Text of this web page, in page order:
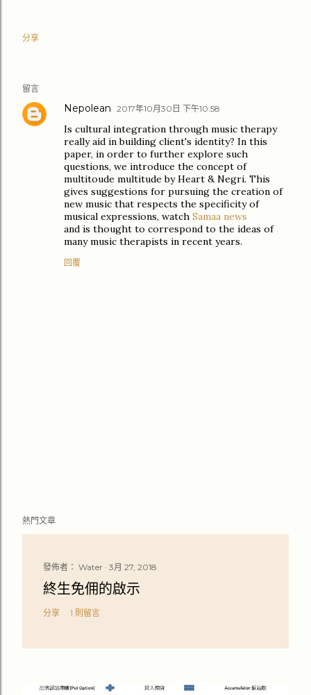
分享
留言
Nepolean 2017年10月30日 下午10:58
Is cultural integration through music therapy
really aid in building client's identity? In this
paper, in order to further explore such
questions, we introduce the concept of
multitoude multitude by Heart & Negri. This
gives suggestions for pursuing the creation of
new music that respects the specificity of
musical expressions, watch Samaa news
and is thought to correspond to the ideas of
many music therapists in recent years.
回覆
佈
熱門文章
發佈者： Water 3月 27, 2018
終生免佣的啟示
分享 1 則留言